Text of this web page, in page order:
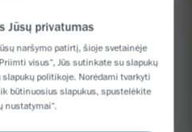
Jūsų privatumas
naršymo patirtį, šioje svetainėje
visus“, Jūs sutinkate su slapukų
politikoje. Norėdami tvarkyti
būtinuosius slapukus, spustelėkite
nustatymai“.